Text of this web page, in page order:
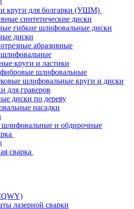
круги для болгарки (УШМ)
синтетические диски
гибкие шлифовальные диски
диски
абразивные
круги и ластики
шлифовальные
шлифовальные круги и диски
для граверов
диски по дереву
насадки
и обдирочные
сварка
лазерной сварки